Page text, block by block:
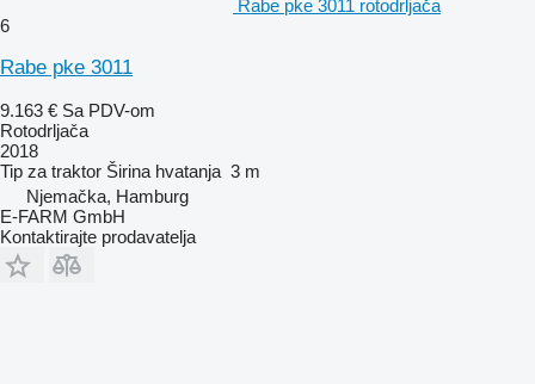
Rabe pke 3011 rotodrljača
6
Rabe pke 3011
9.163 € Sa PDV-om
Rotodrljača
2018
Tip za traktor Širina hvatanja 3 m
Njemačka, Hamburg
E-FARM GmbH
Kontaktirajte prodavatelja